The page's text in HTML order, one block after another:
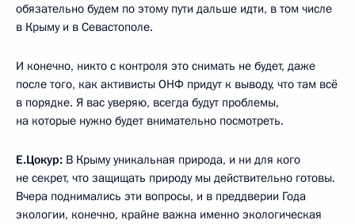
обязательно будем по этому пути дальше идти, в том числе
в Крыму и в Севастополе.
И конечно, никто с контроля это снимать не будет, даже
после того, как активисты ОНФ придут к выводу, что там всё
в порядке. Я вас уверяю, всегда будут проблемы,
на которые нужно будет внимательно посмотреть.
Е.Цокур: В Крыму уникальная природа, и ни для кого
не секрет, что защищать природу мы действительно готовы.
Вчера поднимались эти вопросы, и в преддверии Года
экологии, конечно, крайне важна именно экологическая